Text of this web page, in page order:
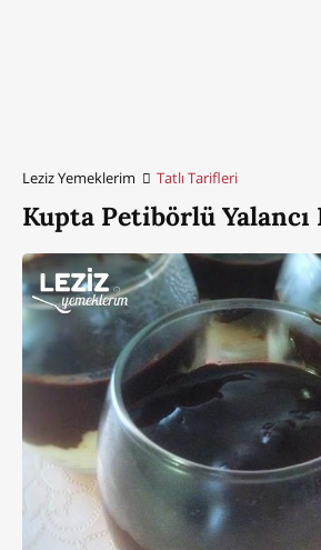
Leziz Yemeklerim Tatlı Tarifleri
Kupta Petibörlü